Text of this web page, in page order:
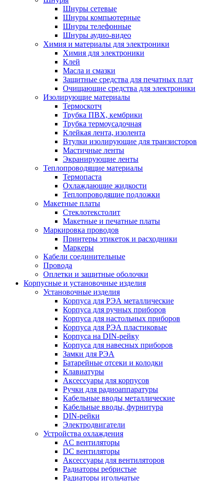
Шнуры сетевые
Шнуры компьютерные
Шнуры телефонные
Шнуры аудио-видео
Химия и материалы для электроники
Химия для электроники
Клей
Масла и смазки
Защитные средства для печатных плат
Очищающие средства для электроники
Изолирующие материалы
Термоскотч
Трубка ПВХ, кембрики
Трубка термоусадочная
Клейкая лента, изолента
Втулки изолирующие для транзисторов
Мастичные ленты
Экранирующие ленты
Теплопроводящие материалы
Термопаста
Охлаждающие жидкости
Теплопроводящие подложки
Макетные платы
Стеклотекстолит
Макетные и печатные платы
Маркировка проводов
Принтеры этикеток и расходники
Маркеры
Кабели соединительные
Провода
Оплетки и защитные оболочки
Корпусные и установочные изделия
Установочные изделия
Корпуса для РЭА металлические
Корпуса для ручных приборов
Корпуса для настольных приборов
Корпуса для РЭА пластиковые
Корпуса на DIN-рейку
Корпуса для навесных приборов
Замки для РЭА
Батарейные отсеки и колодки
Клавиатуры
Аксессуары для корпусов
Ручки для радиоаппаратуры
Кабельные вводы металлические
Кабельные вводы, фурнитура
DIN-рейки
Электродвигатели
Устройства охлаждения
AC вентиляторы
DC вентиляторы
Аксессуары для вентиляторов
Радиаторы ребристые
Радиаторы игольчатые